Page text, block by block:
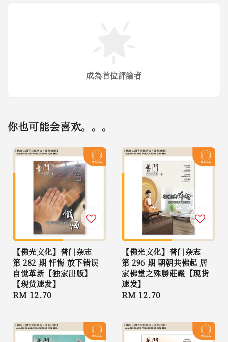
成為首位評論者
你也可能会喜欢。。。
【佛光文化】普门杂志
第 282 期 忏悔 放下错误
自觉革新【独家出版】
【现货速发】
Regular
RM 12.70
【佛光文化】普门杂志
第 296 期 朝朝共佛起 居
家佛堂之殊勝莊嚴【现货
速发】
Regular
RM 12.70